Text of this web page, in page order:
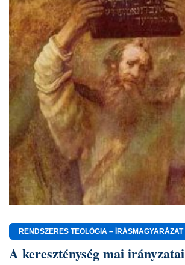
RENDSZERES TEOLÓGIA – ÍRÁSMAGYARÁZAT
A kereszténység mai irányzatai